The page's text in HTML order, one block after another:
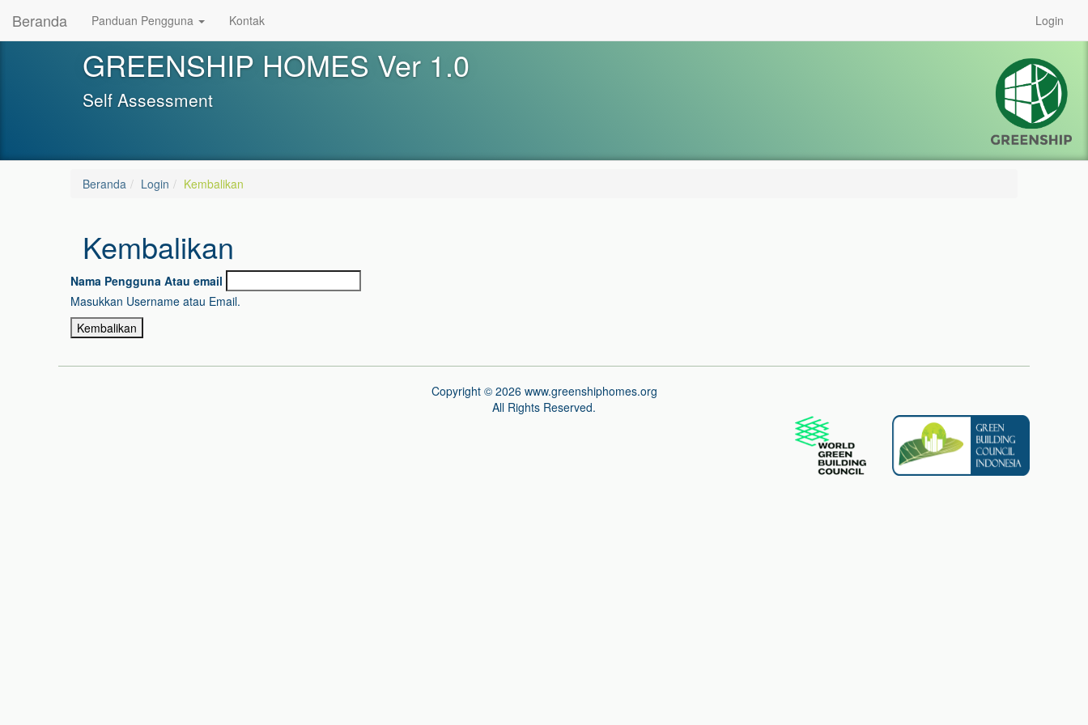
Beranda Panduan Pengguna Kontak Login
GREENSHIP HOMES Ver 1.0
Self Assessment
Beranda Login Kembalikan
Kembalikan
Nama Pengguna Atau email
Masukkan Username atau Email.
Copyright © 2026 www.greenshiphomes.org
All Rights Reserved.